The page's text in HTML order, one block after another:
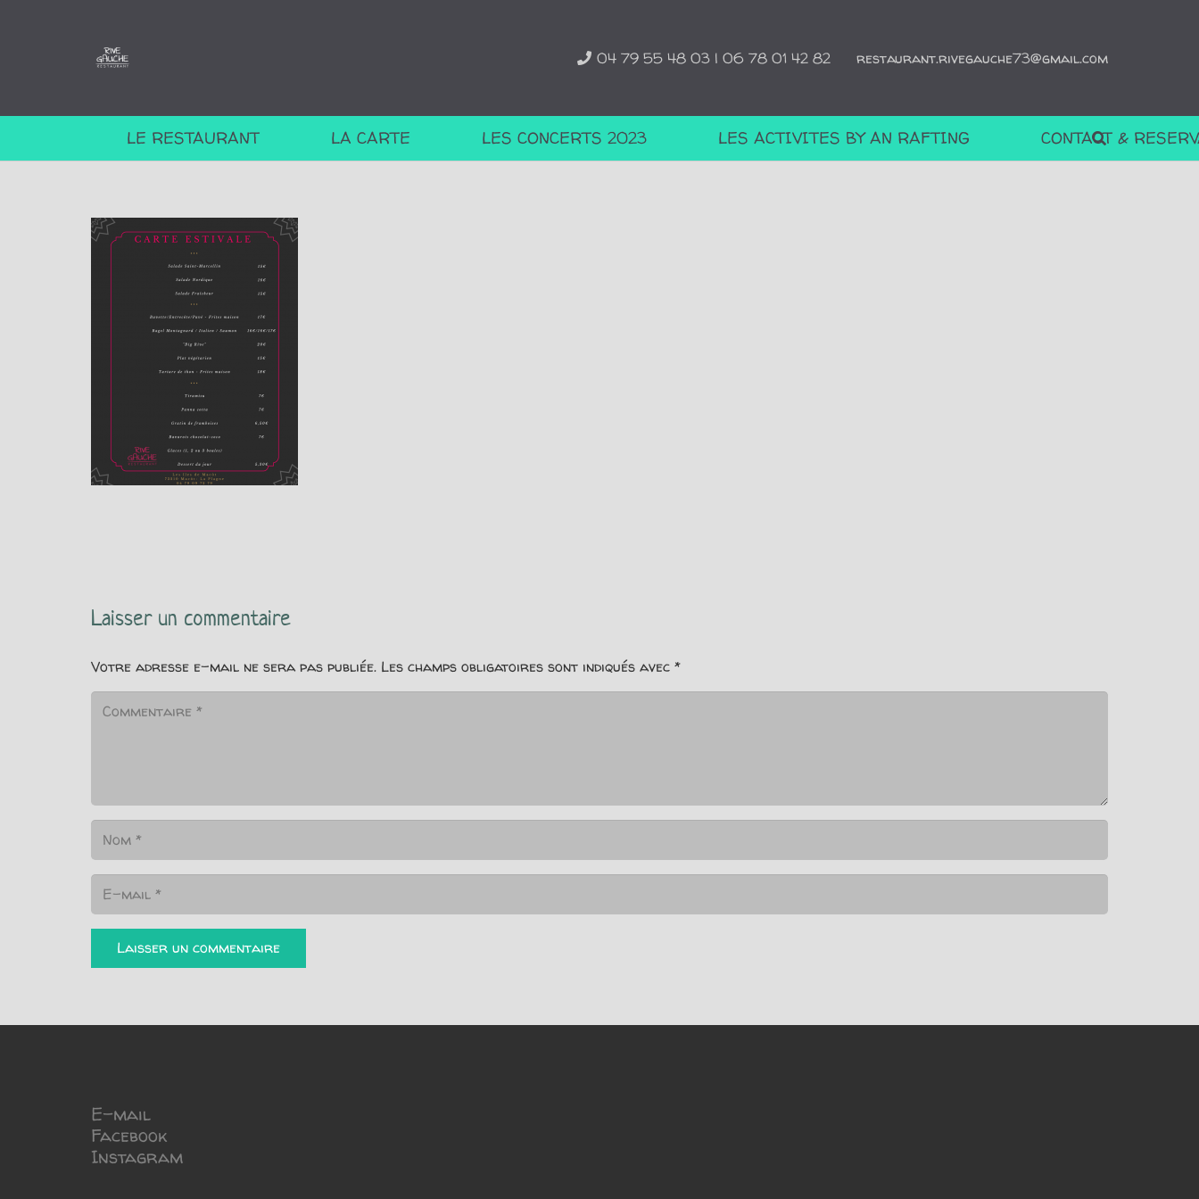
04 79 55 48 03 | 06 78 01 42 82 restaurant.rivegauche73@gmail.com
LE RESTAURANT LA CARTE LES CONCERTS 2023 LES ACTIVITES BY AN RAFTING CONTACT &
Laisser un commentaire
Votre adresse e-mail ne sera pas publiée. Les champs obligatoires sont indiqués avec *
Laisser un commentaire
E-mail
Facebook
Instagram